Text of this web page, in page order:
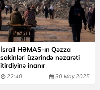
İsrail HƏMAS-ın Qəzza
sakinləri üzərində nəzarəti
itirdiyinə inanır
22:40 30 May 2025